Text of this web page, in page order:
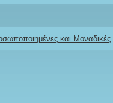
και Μοναδικές